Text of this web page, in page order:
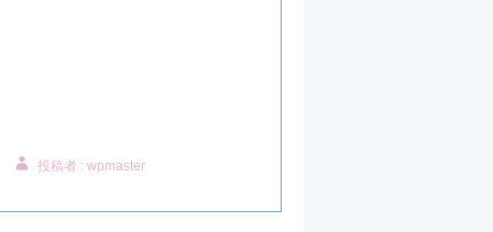
投稿者 : wpmaster